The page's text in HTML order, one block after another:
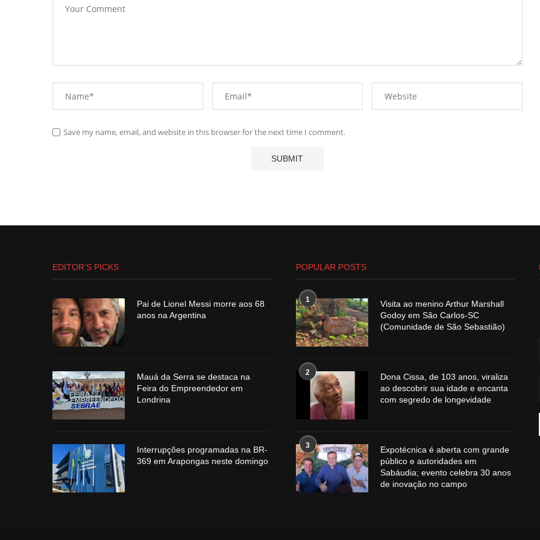
Save my name, email, and website in this browser for the next time I comment.
EDITOR’S PICKS
Pai de Lionel Messi morre aos 68
anos na Argentina
Mauá da Serra se destaca na
Feira do Empreendedor em
Londrina
Interrupções programadas na BR-
369 em Arapongas neste domingo
POPULAR POSTS
1
Visita ao menino Arthur Marshall
Godoy em São Carlos-SC
(Comunidade de São Sebastião)
2
Dona Cissa, de 103 anos, viraliza
ao descobrir sua idade e encanta
com segredo de longevidade
3
Expotécnica é aberta com grande
público e autoridades em
Sabáudia; evento celebra 30 anos
de inovação no campo